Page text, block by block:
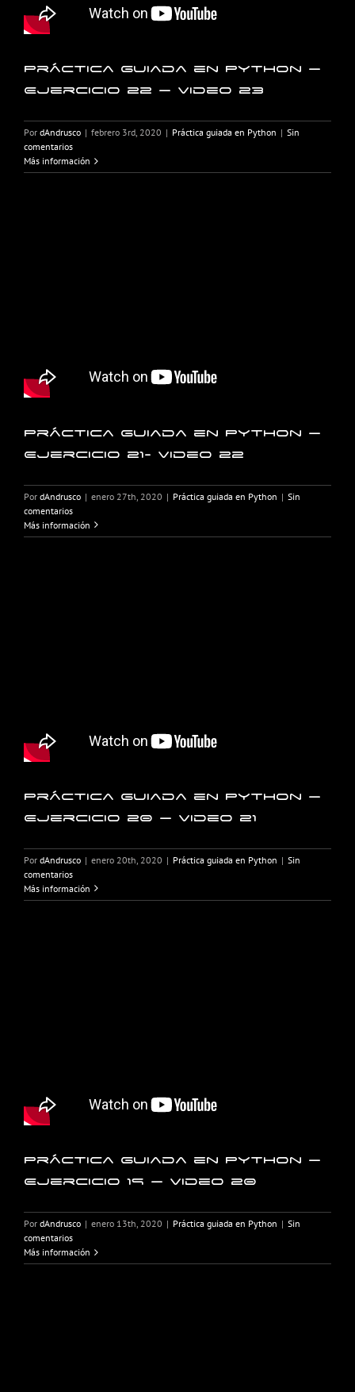
Práctica guiada en Python –
Ejercicio 22 – Video 23
Por dAndrusco | febrero 3rd, 2020 | Práctica guiada en Python | Sin
comentarios
Más información
Práctica guiada en Python –
Ejercicio 21- Video 22
Por dAndrusco | enero 27th, 2020 | Práctica guiada en Python | Sin
comentarios
Más información
Práctica guiada en Python –
Ejercicio 20 – Video 21
Por dAndrusco | enero 20th, 2020 | Práctica guiada en Python | Sin
comentarios
Más información
Práctica guiada en Python –
Ejercicio 19 – Video 20
Por dAndrusco | enero 13th, 2020 | Práctica guiada en Python | Sin
comentarios
Más información